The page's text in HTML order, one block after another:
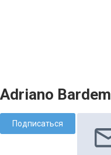
Adriano Bardem
Подписаться